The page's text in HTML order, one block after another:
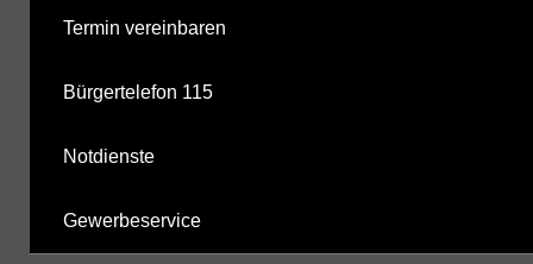
Termin vereinbaren
Bürgertelefon 115
Notdienste
Gewerbeservice